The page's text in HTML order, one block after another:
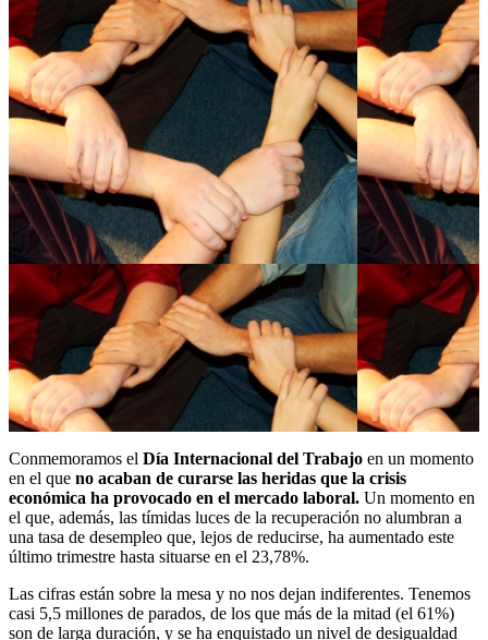
Conmemoramos el Día Internacional del Trabajo en un momento
en el que no acaban de curarse las heridas que la crisis
económica ha provocado en el mercado laboral. Un momento en
el que, además, las tímidas luces de la recuperación no alumbran a
una tasa de desempleo que, lejos de reducirse, ha aumentado este
último trimestre hasta situarse en el 23,78%.
Las cifras están sobre la mesa y no nos dejan indiferentes. Tenemos
casi 5,5 millones de parados, de los que más de la mitad (el 61%)
son de larga duración, y se ha enquistado un nivel de desigualdad